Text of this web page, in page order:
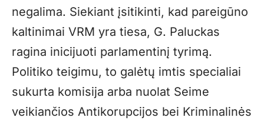
negalima. Siekiant įsitikinti, kad pareigūno
kaltinimai VRM yra tiesa, G. Paluckas
ragina inicijuoti parlamentinį tyrimą.
Politiko teigimu, to galėtų imtis specialiai
sukurta komisija arba nuolat Seime
veikiančios Antikorupcijos bei Kriminalinės